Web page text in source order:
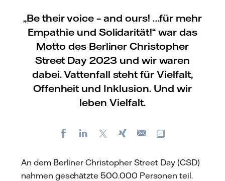
„Be their voice – and ours! …für mehr
Empathie und Solidarität!“ war das
Motto des Berliner Christopher
Street Day 2023 und wir waren
dabei. Vattenfall steht für Vielfalt,
Offenheit und Inklusion. Und wir
leben Vielfalt.
FacebookLinkedIn Xing
E-
An dem Berliner Christopher Street Day (CSD)
nahmen geschätzte 500.000 Personen teil.